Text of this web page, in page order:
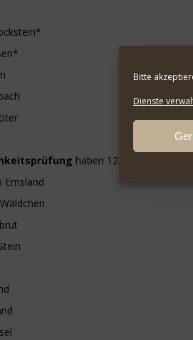
Bitte
Dienste
haben 12 von 12
Emsland